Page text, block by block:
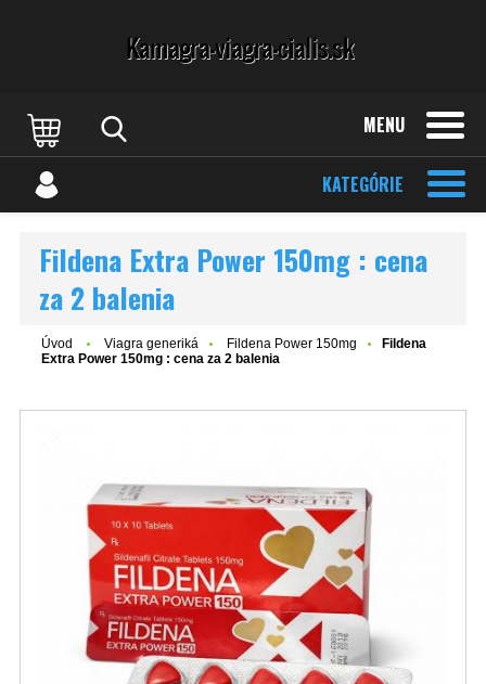
MENU
KATEGÓRIE
Fildena Extra Power 150mg : cena
za 2 balenia
Úvod Viagra generiká Fildena Power 150mg
Fildena
Extra Power 150mg : cena za 2 balenia